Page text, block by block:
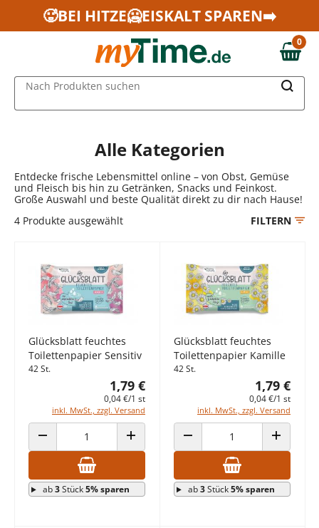
Zum Hauptinhalt springen
Zur Navigation springen
Zur Suche springen
🥵BEI HITZE🥶EISKALT SPAREN➡️
0,00 €
0
Nach Produkten suchen
Alle Kategorien
Entdecke frische Lebensmittel online – von Obst, Gemüse
und Fleisch bis hin zu Getränken, Snacks und Feinkost.
Große Auswahl und beste Qualität direkt zu dir nach Hause!
4 Produkte ausgewählt FILTERN
Glücksblatt feuchtes
Toilettenpapier Sensitiv
42 St.
1,79 €
0,04 €/1 st
inkl. MwSt., zzgl. Versand
ANZAHL VERRINGERN ANZAHL ERHÖHEN
ab3Stück5% sparen
Glücksblatt feuchtes
Toilettenpapier Kamille
42 St.
1,79 €
0,04 €/1 st
inkl. MwSt., zzgl. Versand
ANZAHL VERRINGERN ANZAHL
ab3Stück5% sparen